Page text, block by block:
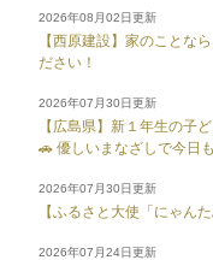
2026年08月02日更新
【西原建設】家のことな
ださい！
2026年07月30日更新
【広島県】新１年生の子
🚗 優しいまなざしで今日
2026年07月30日更新
【ふるさと大使「にゃん
2026年07月24日更新